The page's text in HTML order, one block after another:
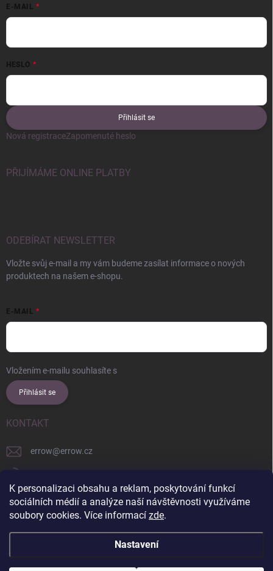
K personalizaci obsahu a reklam, poskytování funkcí
sociálních médií a analýze naší návštěvnosti využíváme
soubory cookies. Více informací zde.
Nastavení
E-MAIL
HESLO
Přihlásit se
Nová registraceZapomenuté heslo
PŘIJÍMÁME ONLINE PLATBY
ODEBÍRAT NEWSLETTER
Vložte svůj e-mail a my vám budeme zasílat informace o nových
produktech na našem e-shopu.
E-MAIL
Vložením e-mailu souhlasíte s
Přihlásit se
KONTAKT
errow@errow.cz
explore/locations/957228892/